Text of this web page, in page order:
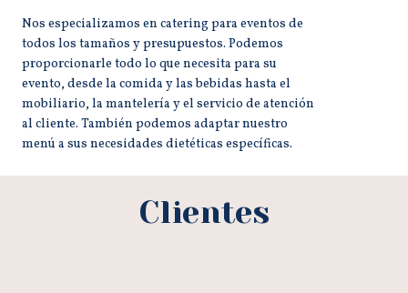
Nos especializamos en catering para eventos de
todos los tamaños y presupuestos. Podemos
proporcionarle todo lo que necesita para su
evento, desde la comida y las bebidas hasta el
mobiliario, la mantelería y el servicio de atención
al cliente. También podemos adaptar nuestro
menú a sus necesidades dietéticas específicas.
Clientes